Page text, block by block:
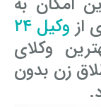
از
وکیل ۲۴
وکلای
زن بدون